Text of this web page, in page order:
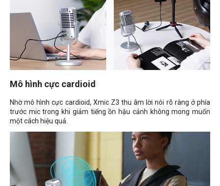
Mô hình cực cardioid
Nhờ mô hình cực cardioid, Xmic Z3 thu âm lời nói rõ ràng ở phía
trước mic trong khi giảm tiếng ồn hậu cảnh không mong muốn
một cách hiệu quả.